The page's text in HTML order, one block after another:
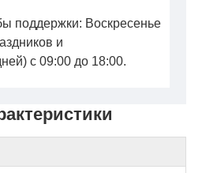
поддержки: Воскресенье
и
с 09:00 до 18:00.